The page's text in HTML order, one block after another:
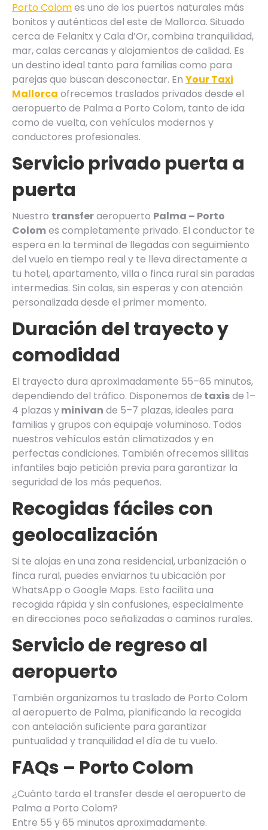
Porto Colomes uno de los puertos naturales más
bonitos y auténticos del este de Mallorca. Situado
cerca de Felanitx y Cala d’Or, combina tranquilidad,
mar, calas cercanas y alojamientos de calidad. Es
un destino ideal tanto para familias como para
parejas que buscan desconectar. En Your Taxi
Mallorca ofrecemos traslados privados desde el
aeropuerto de Palma a Porto Colom, tanto de ida
como de vuelta, con vehículos modernos y
conductores profesionales.
Servicio privado puerta a
puerta
Nuestro transferaeropuerto Palma – Porto
Colomes completamente privado. El conductor te
espera en la terminal de llegadas con seguimiento
del vuelo en tiempo real y te lleva directamente a
tu hotel, apartamento, villa o finca rural sin paradas
intermedias. Sin colas, sin esperas y con atención
personalizada desde el primer momento.
Duración del trayecto y
comodidad
El trayecto dura aproximadamente 55–65 minutos,
dependiendo del tráfico. Disponemos de taxisde 1–
4 plazas yminivan de 5–7 plazas, ideales para
familias y grupos con equipaje voluminoso. Todos
nuestros vehículos están climatizados y en
perfectas condiciones. También ofrecemos sillitas
infantiles bajo petición previa para garantizar la
seguridad de los más pequeños.
Recogidas fáciles con
geolocalización
Si te alojas en una zona residencial, urbanización o
finca rural, puedes enviarnos tu ubicación por
WhatsApp o Google Maps. Esto facilita una
recogida rápida y sin confusiones, especialmente
en direcciones poco señalizadas o caminos rurales.
Servicio de regreso al
aeropuerto
También organizamos tu traslado de Porto Colom
al aeropuerto de Palma, planificando la recogida
con antelación suficiente para garantizar
puntualidad y tranquilidad el día de tu vuelo.
FAQs – Porto Colom
¿Cuánto tarda el transfer desde el aeropuerto de
Palma a Porto Colom?
Entre 55 y 65 minutos aproximadamente.